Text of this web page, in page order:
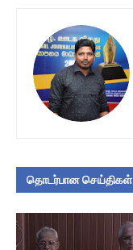
தொடர்பான செய்திகள்